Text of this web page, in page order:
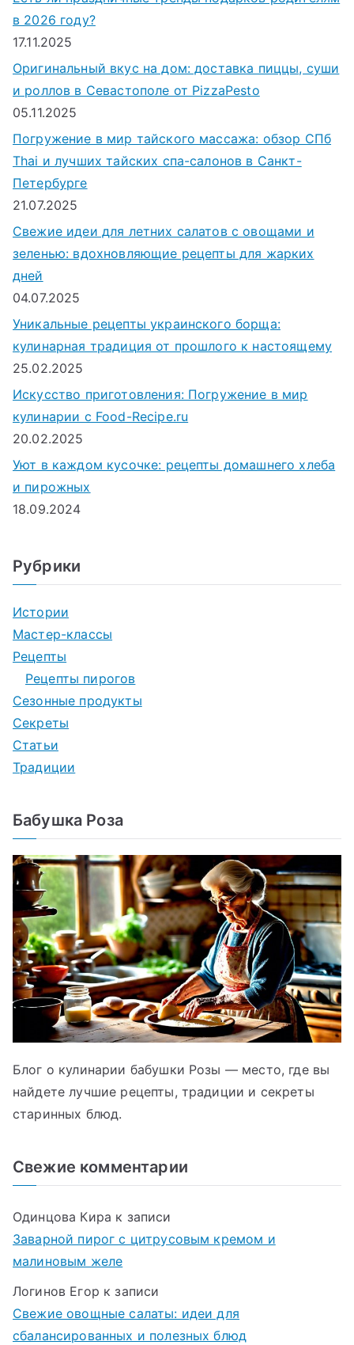
в 2026 году?
17.11.2025
Оригинальный вкус на дом: доставка пиццы, суши
и роллов в Севастополе от PizzaPesto
05.11.2025
Погружение в мир тайского массажа: обзор СПб
Thai и лучших тайских спа-салонов в Санкт-
Петербурге
21.07.2025
Свежие идеи для летних салатов с овощами и
зеленью: вдохновляющие рецепты для жарких
дней
04.07.2025
Уникальные рецепты украинского борща:
кулинарная традиция от прошлого к настоящему
25.02.2025
Искусство приготовления: Погружение в мир
кулинарии с Food-Recipe.ru
20.02.2025
Уют в каждом кусочке: рецепты домашнего хлеба
и пирожных
18.09.2024
Рубрики
Истории
Мастер-классы
Рецепты
Рецепты пирогов
Сезонные продукты
Секреты
Статьи
Традиции
Бабушка Роза
Блог о кулинарии бабушки Розы — место, где вы
найдете лучшие рецепты, традиции и секреты
старинных блюд.
Свежие комментарии
Одинцова Кира к записи
Заварной пирог с цитрусовым кремом и
малиновым желе
Логинов Егор к записи
Свежие овощные салаты: идеи для
сбалансированных и полезных блюд